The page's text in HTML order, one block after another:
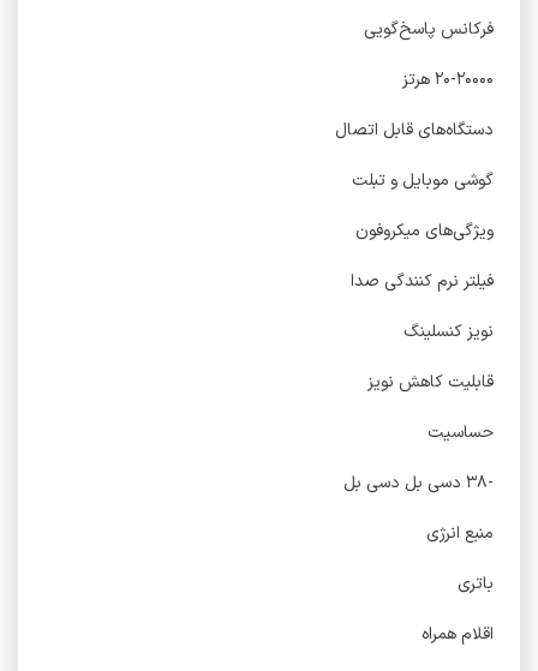
فرکانس پاسخ‌گویی
۲۰-۲۰۰۰۰ هرتز
دستگاه‌های قابل اتصال
گوشی موبایل و تبلت
ویژگی‌های میکروفون
فیلتر نرم کنندگی صدا
نویز کنسلینگ
قابلیت کاهش نویز
حساسیت
-۳۸ دسی بل دسی بل
منبع انرژی
باتری
اقلام همراه